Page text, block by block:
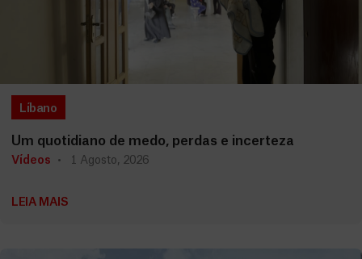
Líbano
Um quotidiano de medo, perdas e incerteza
Vídeos 1 Agosto, 2026
LEIA MAIS